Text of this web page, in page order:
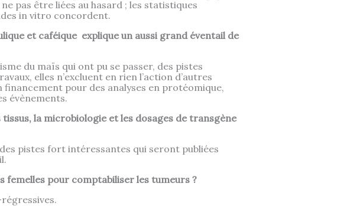
pas être liées au hasard ; les statistiques
in vitro concordent.
et caféique explique un aussi grand éventail de
du maïs qui ont pu se passer, des pistes
elles n’excluent en rien l’action d’autres
financement pour des analyses en protéomique,
évènements.
la microbiologie et les dosages de transgène
pistes fort intéressantes qui seront publiées
femelles pour comptabiliser les tumeurs ?